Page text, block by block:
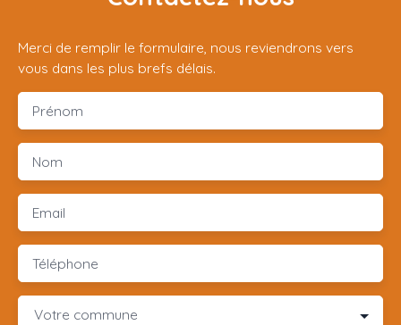
Merci de remplir le formulaire, nous reviendrons vers
vous dans les plus brefs délais.
Prénom
Nom
Email
Téléphone
Votre commune